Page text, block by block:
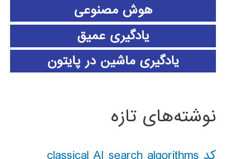
هوش مصنوعی
یادگیری عمیق
یادگیری ماشین در پایتون
نوشته‌های تازه